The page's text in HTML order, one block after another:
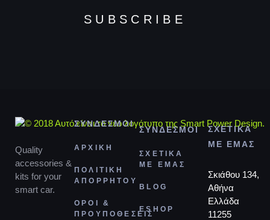
SUBSCRIBE
Quality
accessories &
kits for your
smart car.
ΣΥΝΔΕΣΜΟΙ
ΑΡΧΙΚΗ
ΠΟΛΙΤΙΚΗ
ΑΠΟΡΡΗΤΟΥ
ΟΡΟΙ &
ΠΡΟΥΠΟΘΕΣΕΙΣ
ΣΥΝΔΕΣΜΟΙ
ΣΧΕΤΙΚΑ
ΜΕ ΕΜΑΣ
BLOG
ESHOP
ΣΧΕΤΙΚΑ
ΜΕ ΕΜΑΣ
Σκιάθου 134,
Αθήνα
Ελλάδα
11255